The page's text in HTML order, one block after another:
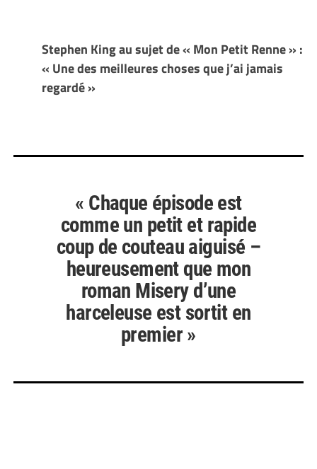
Stephen King au sujet de « Mon Petit Renne » :
« Une des meilleures choses que j’ai jamais
regardé »
« Chaque épisode est
comme un petit et rapide
coup de couteau aiguisé –
heureusement que mon
roman Misery d’une
harceleuse est sortit en
premier »